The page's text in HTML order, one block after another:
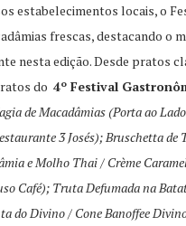
estabelecimentos locais, o
frescas, destacando o
nesta edição. Desde pratos
do 4º Festival
de Macadâmias (Porta ao
3 Josés); Bruschetta
e Molho Thai / Crème
Café); Truta Defumada na
do Divino / Cone Banoffee